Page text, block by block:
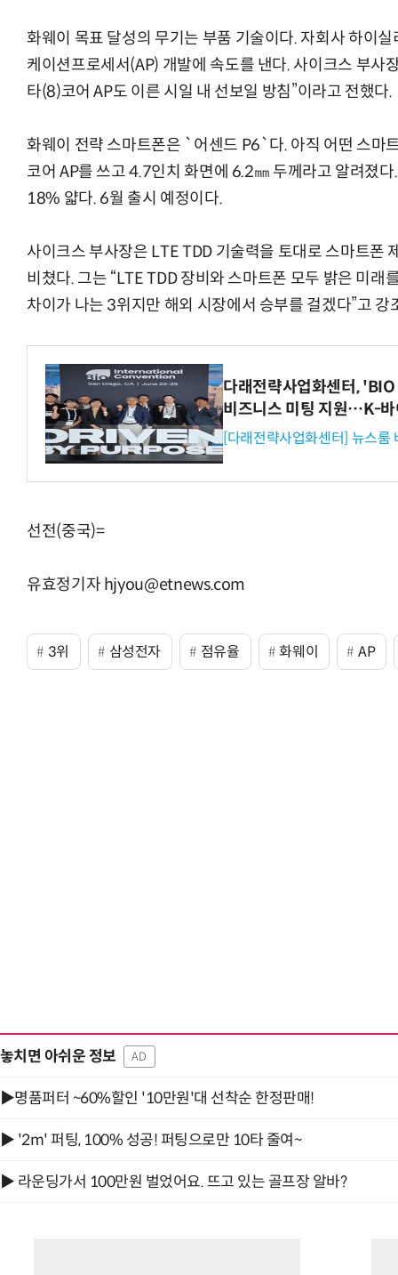
화웨이 목표 달성의 무기는 부품 기술이다. 자회사 하이
케이션프로세서(AP) 개발에 속도를 낸다. 사이크스 부사
타(8)코어 AP도 이른 시일 내 선보일 방침”이라고 전했다.
화웨이 전략 스마트폰은 `어센드 P6`다. 아직 어떤 스마
코어 AP를 쓰고 4.7인치 화면에 6.2㎜ 두께라고 알려졌
18% 얇다. 6월 출시 예정이다.
사이크스 부사장은 LTE TDD 기술력을 토대로 스마트폰
비쳤다. 그는 “LTE TDD 장비와 스마트폰 모두 밝은 미래
차이가 나는 3위지만 해외 시장에서 승부를 걸겠다”고 강
다래전략사업화센터,
비즈니스 미팅 지원…K-바
[다래전략사업화센터] 뉴스룸
선전(중국)=
유효정기자 hjyou@etnews.com
3위 삼성전자 점유율 화웨이 AP
놓치면 아쉬운 정보 AD
▶명품퍼터 ~60%할인 '10만원'대 선착순 한정판매!
▶ '2m' 퍼팅, 100% 성공! 퍼팅으로만 10타 줄여~
▶ 라운딩가서 100만원 벌었어요. 뜨고 있는 골프장 알바?